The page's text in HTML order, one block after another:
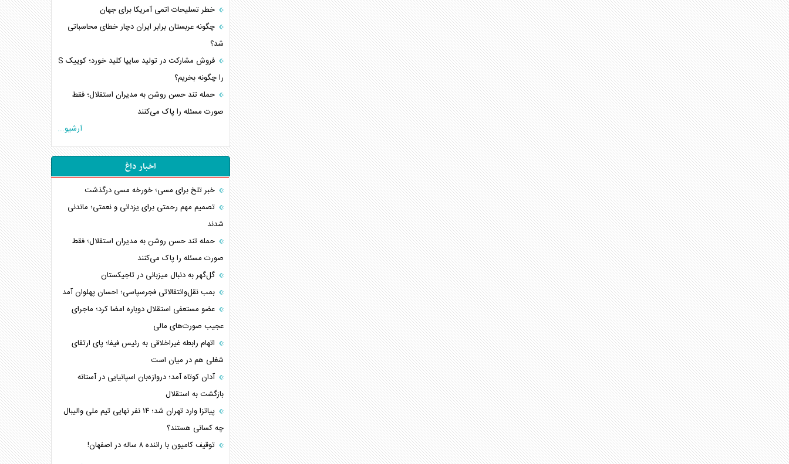
خطر تسلیحات اتمی آمریکا برای جهان
چگونه عربستان برابر ایران دچار خطای محاسباتی
شد؟
فروش مشارکت در تولید سایپا کلید خورد؛ کوییک S
را چگونه بخریم؟
حمله تند حسن روشن به مدیران استقلال؛ فقط
صورت مسئله را پاک می‌کنند
آرشیو...
اخبار داغ
خبر تلخ برای مسی؛ خورخه مسی درگذشت
تصمیم مهم رحمتی برای یزدانی و نعمتی؛ ماندنی
شدند
حمله تند حسن روشن به مدیران استقلال؛ فقط
صورت مسئله را پاک می‌کنند
گل‌گهر به دنبال میزبانی در تاجیکستان
بمب نقل‌وانتقالاتی فجرسپاسی؛ احسان پهلوان آمد
عضو مستعفی استقلال دوباره امضا کرد؛ ماجرای
عجیب صورت‌های مالی
اتهام رابطه غیراخلاقی به رئیس فیفا؛ پای ارتقای
شغلی هم در میان است
آدان کوتاه آمد؛ دروازه‌بان اسپانیایی در آستانه
بازگشت به استقلال
پیاتزا وارد تهران شد؛ ۱۴ نفر نهایی تیم ملی والیبال
چه کسانی هستند؟
توقیف کامیون با راننده ۸ ساله در اصفهان!